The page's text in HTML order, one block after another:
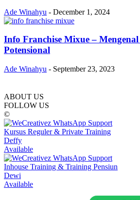
Ade Winahyu - December 1, 2024
Info Franchise Mixue –
Potensional
Ade Winahyu - September 23, 2023
ABOUT US
FOLLOW US
©
Kursus Reguler & Private Training
Deffy
Available
Inhouse Training & Training Pensiun
Dewi
Available